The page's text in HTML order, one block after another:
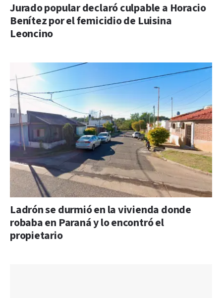
Jurado popular declaró culpable a Horacio
Benítez por el femicidio de Luisina
Leoncino
Ladrón se durmió en la vivienda donde
robaba en Paraná y lo encontró el
propietario